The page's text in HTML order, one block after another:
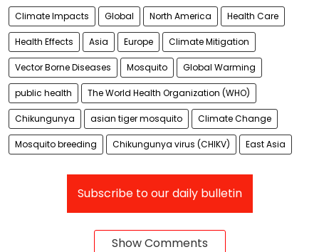
Climate Impacts Global North America Health Care
Health Effects Asia Europe Climate Mitigation
Vector Borne Diseases Mosquito Global Warming
public health The World Health Organization (WHO)
Chikungunya asian tiger mosquito Climate Change
Mosquito breeding Chikungunya virus (CHIKV) East Asia
Subscribe to our daily bulletin
Show Comments